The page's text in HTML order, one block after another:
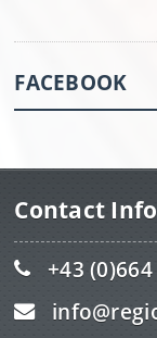
FACEBOOK
Contact
+43